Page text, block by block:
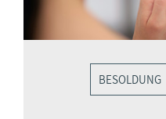
BESOLDUNG